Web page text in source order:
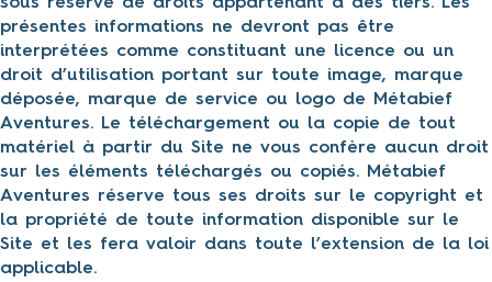
présentes informations ne devront pas être
interprétées comme constituant une licence ou un
droit d’utilisation portant sur toute image, marque
déposée, marque de service ou logo de Métabief
Aventures. Le téléchargement ou la copie de tout
matériel à partir du Site ne vous confère aucun droit
sur les éléments téléchargés ou copiés. Métabief
Aventures réserve tous ses droits sur le copyright et
la propriété de toute information disponible sur le
Site et les fera valoir dans toute l’extension de la loi
applicable.